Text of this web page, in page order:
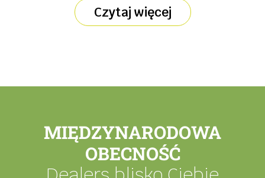
Czytaj więcej
MIĘDZYNARODOWA
OBECNOŚĆ